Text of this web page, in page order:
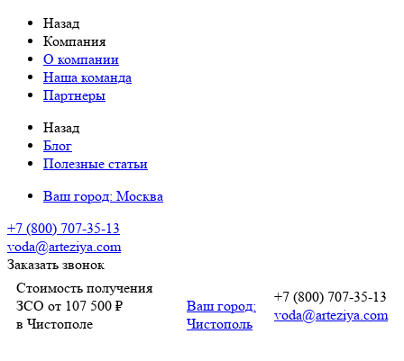
Назад
Компания
О компании
Наша команда
Партнеры
Назад
Блог
Полезные статьи
Ваш город: Москва
+7 (800) 707-35-13
voda@arteziya.com
Заказать звонок
Стоимость получения
ЗСО от 107 500 ₽
в Чистополе
Ваш город:
Чистополь
+7 (800) 707-35-13
voda@arteziya.com